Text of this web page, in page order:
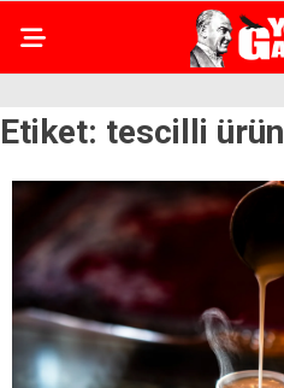
Etiket: tescilli ürün